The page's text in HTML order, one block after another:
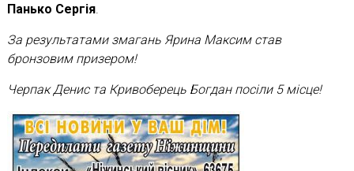
Панько Сергія.
За результатами змагань Ярина Максим став
бронзовим призером!
Черпак Денис та Кривоберець Богдан посіли 5 місце!